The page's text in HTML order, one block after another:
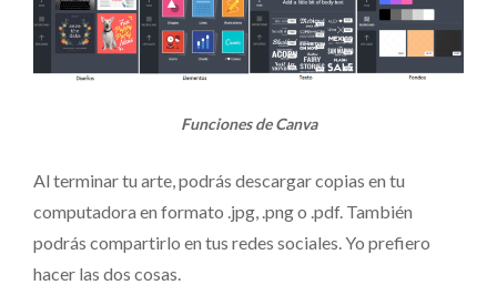
Funciones de Canva
Al terminar tu arte, podrás descargar copias en tu
computadora en formato .jpg, .png o .pdf. También
podrás compartirlo en tus redes sociales. Yo prefiero
hacer las dos cosas.